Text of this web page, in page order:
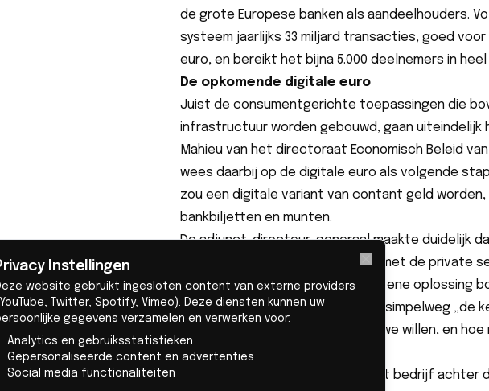
de grote Europese banken als aandeelhouders.
systeem jaarlijks 33 miljard transacties, goed voor
euro, en bereikt het bijna 5.000 deelnemers in heel
De opkomende digitale euro
Juist de consumentgerichte toepassingen die
infrastructuur worden gebouwd, gaan uiteindelijk
Mahieu van het directoraat Economisch Beleid
wees daarbij op de digitale euro als volgende
zou een digitale variant van contant geld worden,
bankbiljetten en munten.
De adjunct-directeur-generaal maakte duidelijk
ontworpen om samen te werken met de private
de Commissie „niet van plan is de ene oplossing
bevoordelen”. Het doel is, zei ze, simpelweg „de
verruimen — dat is het enige wat we willen, en
we ervoor staan”.
Martina Weimert, CEO van EPI — het bedrijf
Instellingen
website gebruikt ingesloten content van externe providers
Twitter, Spotify, Vimeo). Deze diensten kunnen uw
gegevens verzamelen en verwerken voor:
Analytics en gebruiksstatistieken
Gepersonaliseerde content en advertenties
Social media functionaliteiten